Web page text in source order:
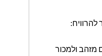
להרוויח:
מזהב ולמכור